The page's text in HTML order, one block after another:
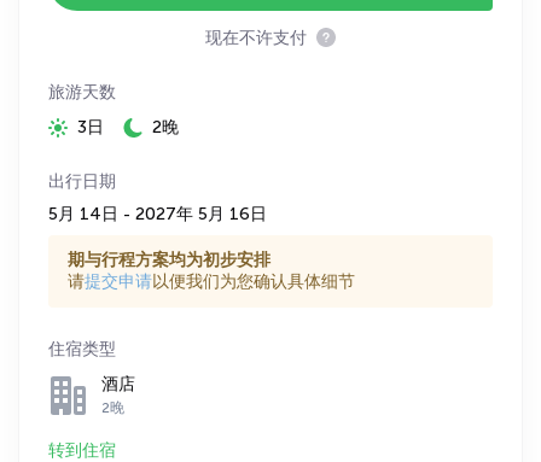
现在不许支付
旅游天数
3日
2晚
出行日期
5月 14日 - 2027年 5月 16日
期与行程方案均为初步安排
请提交申请以便我们为您确认具体细节
住宿类型
酒店
2晚
转到住宿